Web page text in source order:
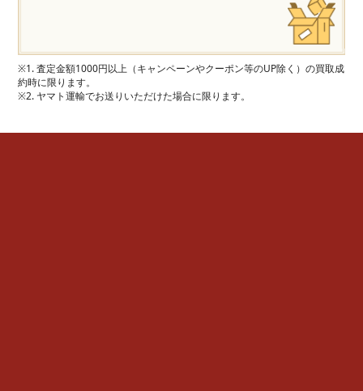
※1. 査定金額1000円以上（キャンペーンやクーポン等のUP除く）の買取成
約時に限ります。
※2. ヤマト運輸でお送りいただけた場合に限ります。